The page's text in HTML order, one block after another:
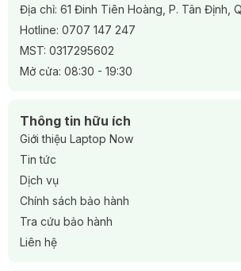
Địa chỉ: 61 Đinh Tiên Hoàng, P. Tân Định,
Hotline: 0707 147 247
MST: 0317295602
Mở cửa: 08:30 - 19:30
Thông tin hữu ích
Giới thiệu Laptop Now
Tin tức
Dịch vụ
Chính sách bảo hành
Tra cứu bảo hành
Liên hệ